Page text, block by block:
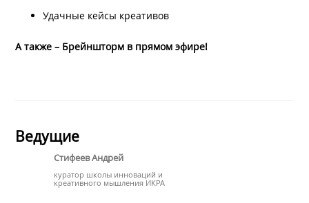
Удачные кейсы креативов
А также – Брейншторм в прямом эфире!
Ведущие
Стифеев Андрей
куратор школы инноваций и
креативного мышления ИКРА